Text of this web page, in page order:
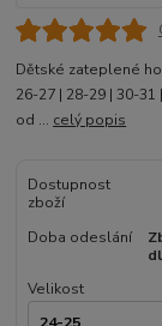
Dětské zateplené
26-27 | 28-29 | 30-
od ... celý popis
Dostupnost
zboží
Doba odeslání
Velikost